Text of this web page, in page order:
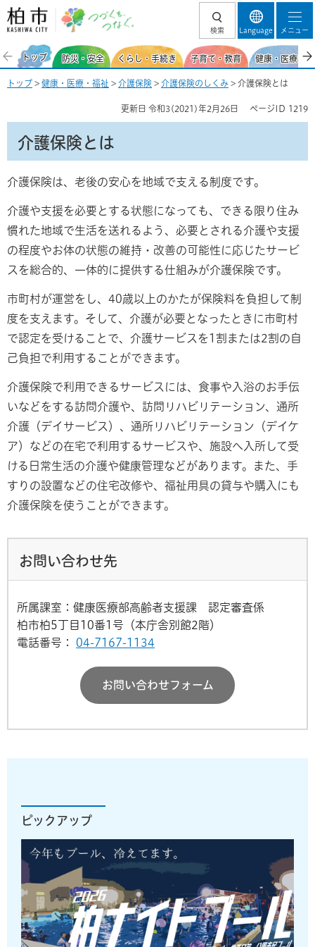
柏市 つづくを、
検索 Language メニュー
トップ 防災・安全 くらし・手続き 子育て・教育 健康・医療・
トップ > 健康・医療・福祉 > 介護保険 > 介護保険のしくみ > 介護保険とは
更新日 令和3(2021)年2月26日 ページID 1219
介護保険とは
介護保険は、老後の安心を地域で支える制度です。
介護や支援を必要とする状態になっても、できる限り住み
慣れた地域で生活を送れるよう、必要とされる介護や支援
の程度やお体の状態の維持・改善の可能性に応じたサービ
スを総合的、一体的に提供する仕組みが介護保険です。
市町村が運営をし、40歳以上のかたが保険料を負担して制
度を支えます。そして、介護が必要となったときに市町村
で認定を受けることで、介護サービスを1割または2割の自
己負担で利用することができます。
介護保険で利用できるサービスには、食事や入浴のお手伝
いなどをする訪問介護や、訪問リハビリテーション、通所
介護（デイサービス）、通所リハビリテーション（デイケ
ア）などの在宅で利用するサービスや、施設へ入所して受
ける日常生活の介護や健康管理などがあります。また、手
すりの設置などの住宅改修や、福祉用具の貸与や購入にも
介護保険を使うことができます。
お問い合わせ先
所属課室：健康医療部高齢者支援課 認定審査係
柏市柏5丁目10番1号（本庁舎別館2階）
電話番号：
04-7167-1134
お問い合わせフォーム
ピックアップ